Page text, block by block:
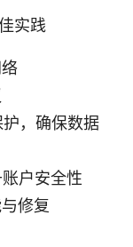
实践
，确保数据
户安全性
修复